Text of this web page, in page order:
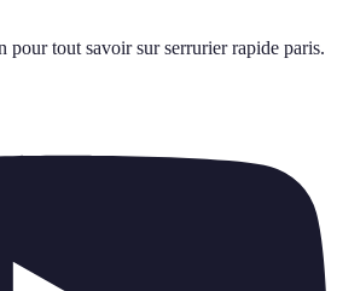
pour tout savoir sur serrurier rapide paris.